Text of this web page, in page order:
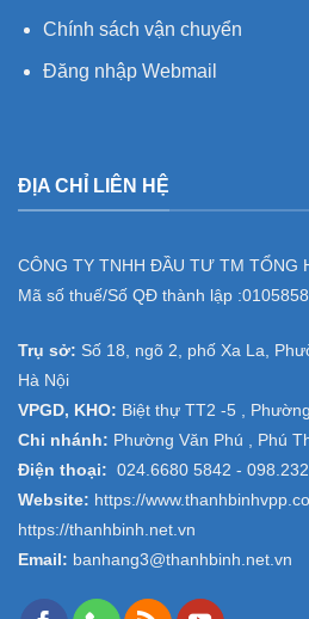
Chính sách vận chuyển
Đăng nhập Webmail
ĐỊA CHỈ LIÊN HỆ
CÔNG TY TNHH ĐẦU TƯ TM TỔNG
Mã số thuế/Số QĐ thành lập :
Trụ sở: Số 18, ngõ 2, phố Xa La,
Hà Nội
VPGD, KHO: Biệt thự TT2 -5 ,
Chi nhánh: Phường Văn Phú , Phú
Điện thoại: 024.6680 5842 -
Website: https://
https://thanhbinh.net.vn
Email: banhang3@thanhbinh.net.vn